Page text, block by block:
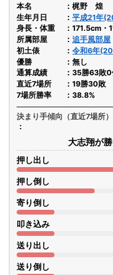
本名
梶野 煌
生年月日
平成21年
身長・体重
171.5cm・
所属部屋
追手風部屋
初土俵
令和6年
優勝
無し
通算成績
35勝63敗0
直近7場所
19勝30敗
7場所勝率
38.8%
決まり手傾向（直近7場所）
大志翔が
押し出し
押し倒し
寄り倒し
叩き込み
送り出し
送り倒し